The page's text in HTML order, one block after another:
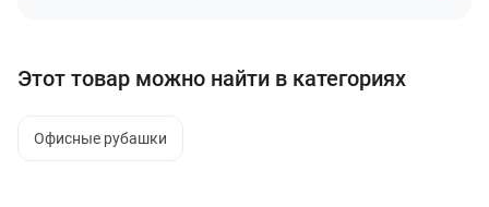
Этот товар можно найти в категориях
Офисные рубашки